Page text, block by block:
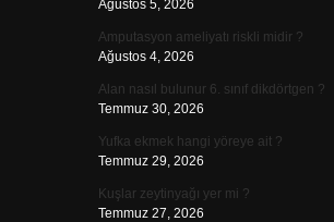
Ağustos 5, 2026
Amputasyon ameliyatı riskli midir ?
Ağustos 4, 2026
Alan nasıl bulunur 6. sınıf dikdörtgen ?
Temmuz 30, 2026
Yufka ekmek hangi yöreye ait ?
Temmuz 29, 2026
Kuşlar zeytinyağı yer mi ?
Temmuz 27, 2026